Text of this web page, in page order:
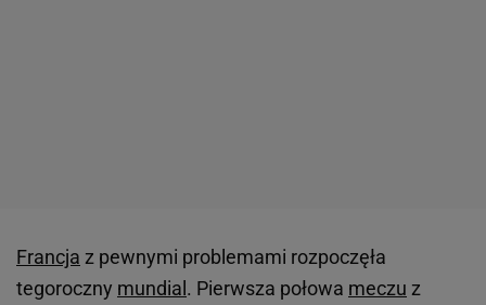
Francja z pewnymi problemami rozpoczęła
tegoroczny mundial . Pierwsza połowa meczu z